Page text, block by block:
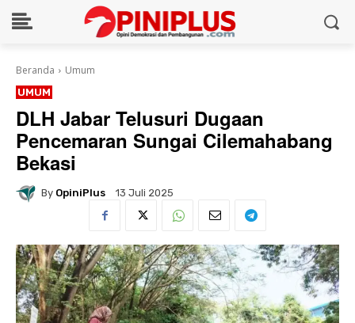
Beranda Umum
UMUM
DLH Jabar Telusuri Dugaan
Pencemaran Sungai Cilemahabang
Bekasi
By OpiniPlus 13 Juli 2025